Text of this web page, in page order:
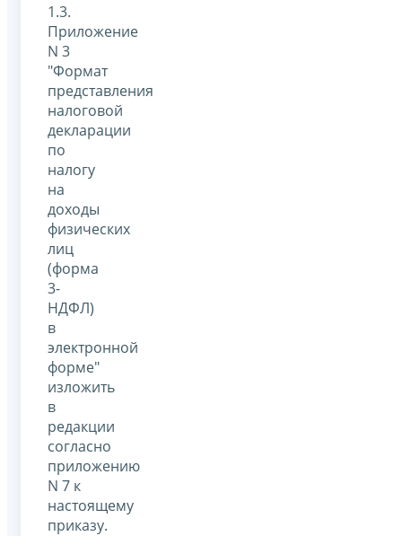
1.3.
Приложение
N 3
"Формат
представления
налоговой
декларации
по
налогу
на
доходы
физических
лиц
(форма
3-
НДФЛ)
в
электронной
форме"
изложить
в
редакции
согласно
приложению
N 7 к
настоящему
приказу.